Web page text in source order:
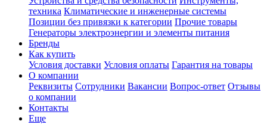
техника Климатические и инженерные системы
Позиции без привязки к категории Прочие товары
Генераторы электроэнергии и элементы питания
Бренды
Как купить
Условия доставки Условия оплаты Гарантия на товары
О компании
Реквизиты Сотрудники Вакансии Вопрос-ответ Отзывы
о компании
Контакты
Еще